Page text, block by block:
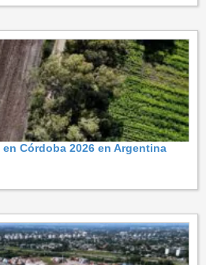
Córdoba 2026 en Argentina